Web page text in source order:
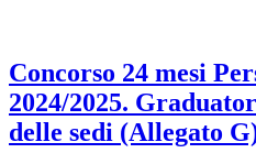
Concorso 24 mesi
2024/2025.
delle sedi (Allegato